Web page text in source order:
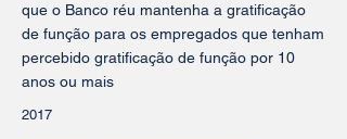
que o Banco réu mantenha a gratificação
de função para os empregados que tenham
percebido gratificação de função por 10
anos ou mais
2017